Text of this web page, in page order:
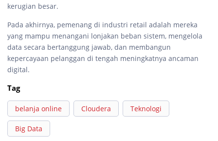
kerugian besar.
Pada akhirnya, pemenang di industri retail adalah mereka
yang mampu menangani lonjakan beban sistem, mengelola
data secara bertanggung jawab, dan membangun
kepercayaan pelanggan di tengah meningkatnya ancaman
digital.
Tag
belanja online Cloudera Teknologi
Big Data